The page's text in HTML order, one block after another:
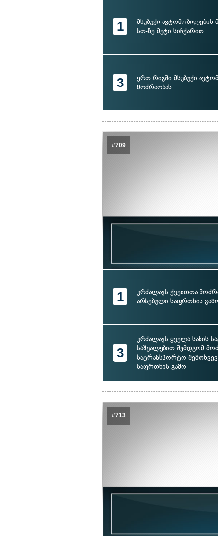
1
მსუბუქი ავტომობილების
სთ-ზე მეტი სიჩქარით
3
ერთ რიგში მსუბუქი
მოძრაობას
#709
1
კრძალავს ქვეითთა
არსებული საფრთხის
3
კრძალავს ყველა სახის
საშუალებით შემდგომ
სატრანსპორტო
საფრთხის გამო
#713